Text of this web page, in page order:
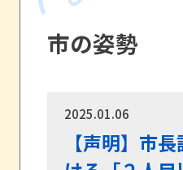
市の姿勢
2025.01.06
【声明】市